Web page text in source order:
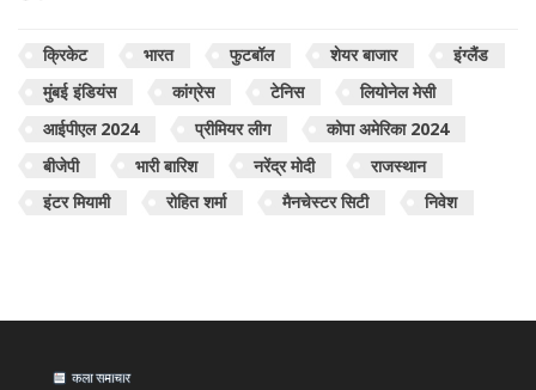
क्रिकेट भारत फुटबॉल शेयर बाजार
इंग्लैंड
मुंबई इंडियंस
कांग्रेस टेनिस
लियोनेल मेसी
आईपीएल 2024
प्रीमियर लीग
कोपा अमेरिका 2024
बीजेपी
भारी बारिश नरेंद्र मोदी
राजस्थान
इंटर मियामी
रोहित शर्मा मैनचेस्टर सिटी निवेश